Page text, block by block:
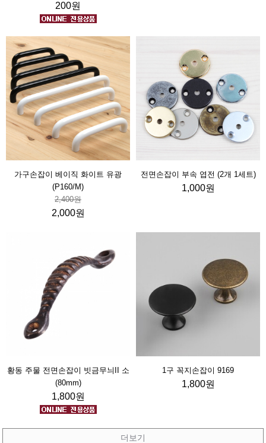
200원
가구손잡이 베이직 화이트 유광
(P160/M)
2,400원
2,000원
전면손잡이 부속 엽전 (2개 1세트)
1,000원
황동 주물 전면손잡이 빗금무늬II 소
(80mm)
1,800원
1구 꼭지손잡이 9169
1,800원
더보기